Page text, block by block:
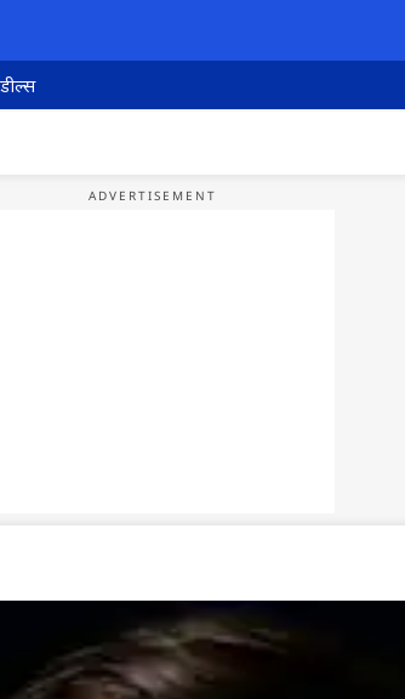
डील्स